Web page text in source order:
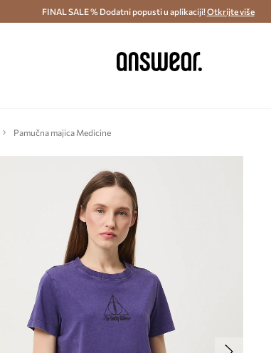
i povrat (od 70€) > Dostava u roku 48 sati >
FINAL SALE % Dodatni popusti u aplikaciji!Otkrijte više
Pamučna majica Medicine